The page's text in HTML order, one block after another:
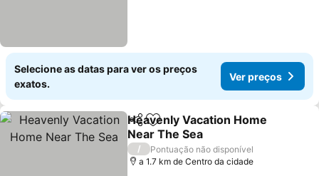
Selecione as datas para ver os preços
exatos.
Ver preços
PartilharAdicionar aos favoritos
Heavenly Vacation Home
Near The Sea
/
Pontuação não disponível
a 1.7 km de Centro da cidade